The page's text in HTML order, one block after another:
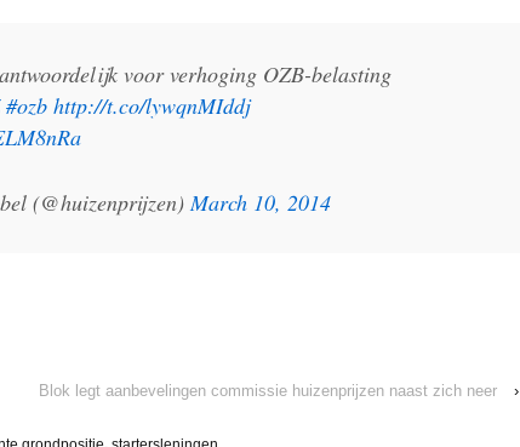
voor verhoging OZB-belasting
#ozb http://t.co/lywqnMIddj
(@huizenprijzen)March 10, 2014
Blok legt aanbevelingen commissie huizenprijzen naast zich neer ›